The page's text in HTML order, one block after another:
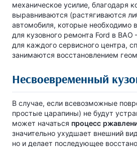
механическое усилие, благодаря
выравниваются (растягиваются
автомобиля, которые необходимо
для кузовного ремонта Ford в
для каждого сервисного центра,
занимаются восстановлением
Несвоевременный
В случае, если всевозможные
простые царапины) не будут
может начаться процесс
значительно ухудшает внешний
но и делает последующее